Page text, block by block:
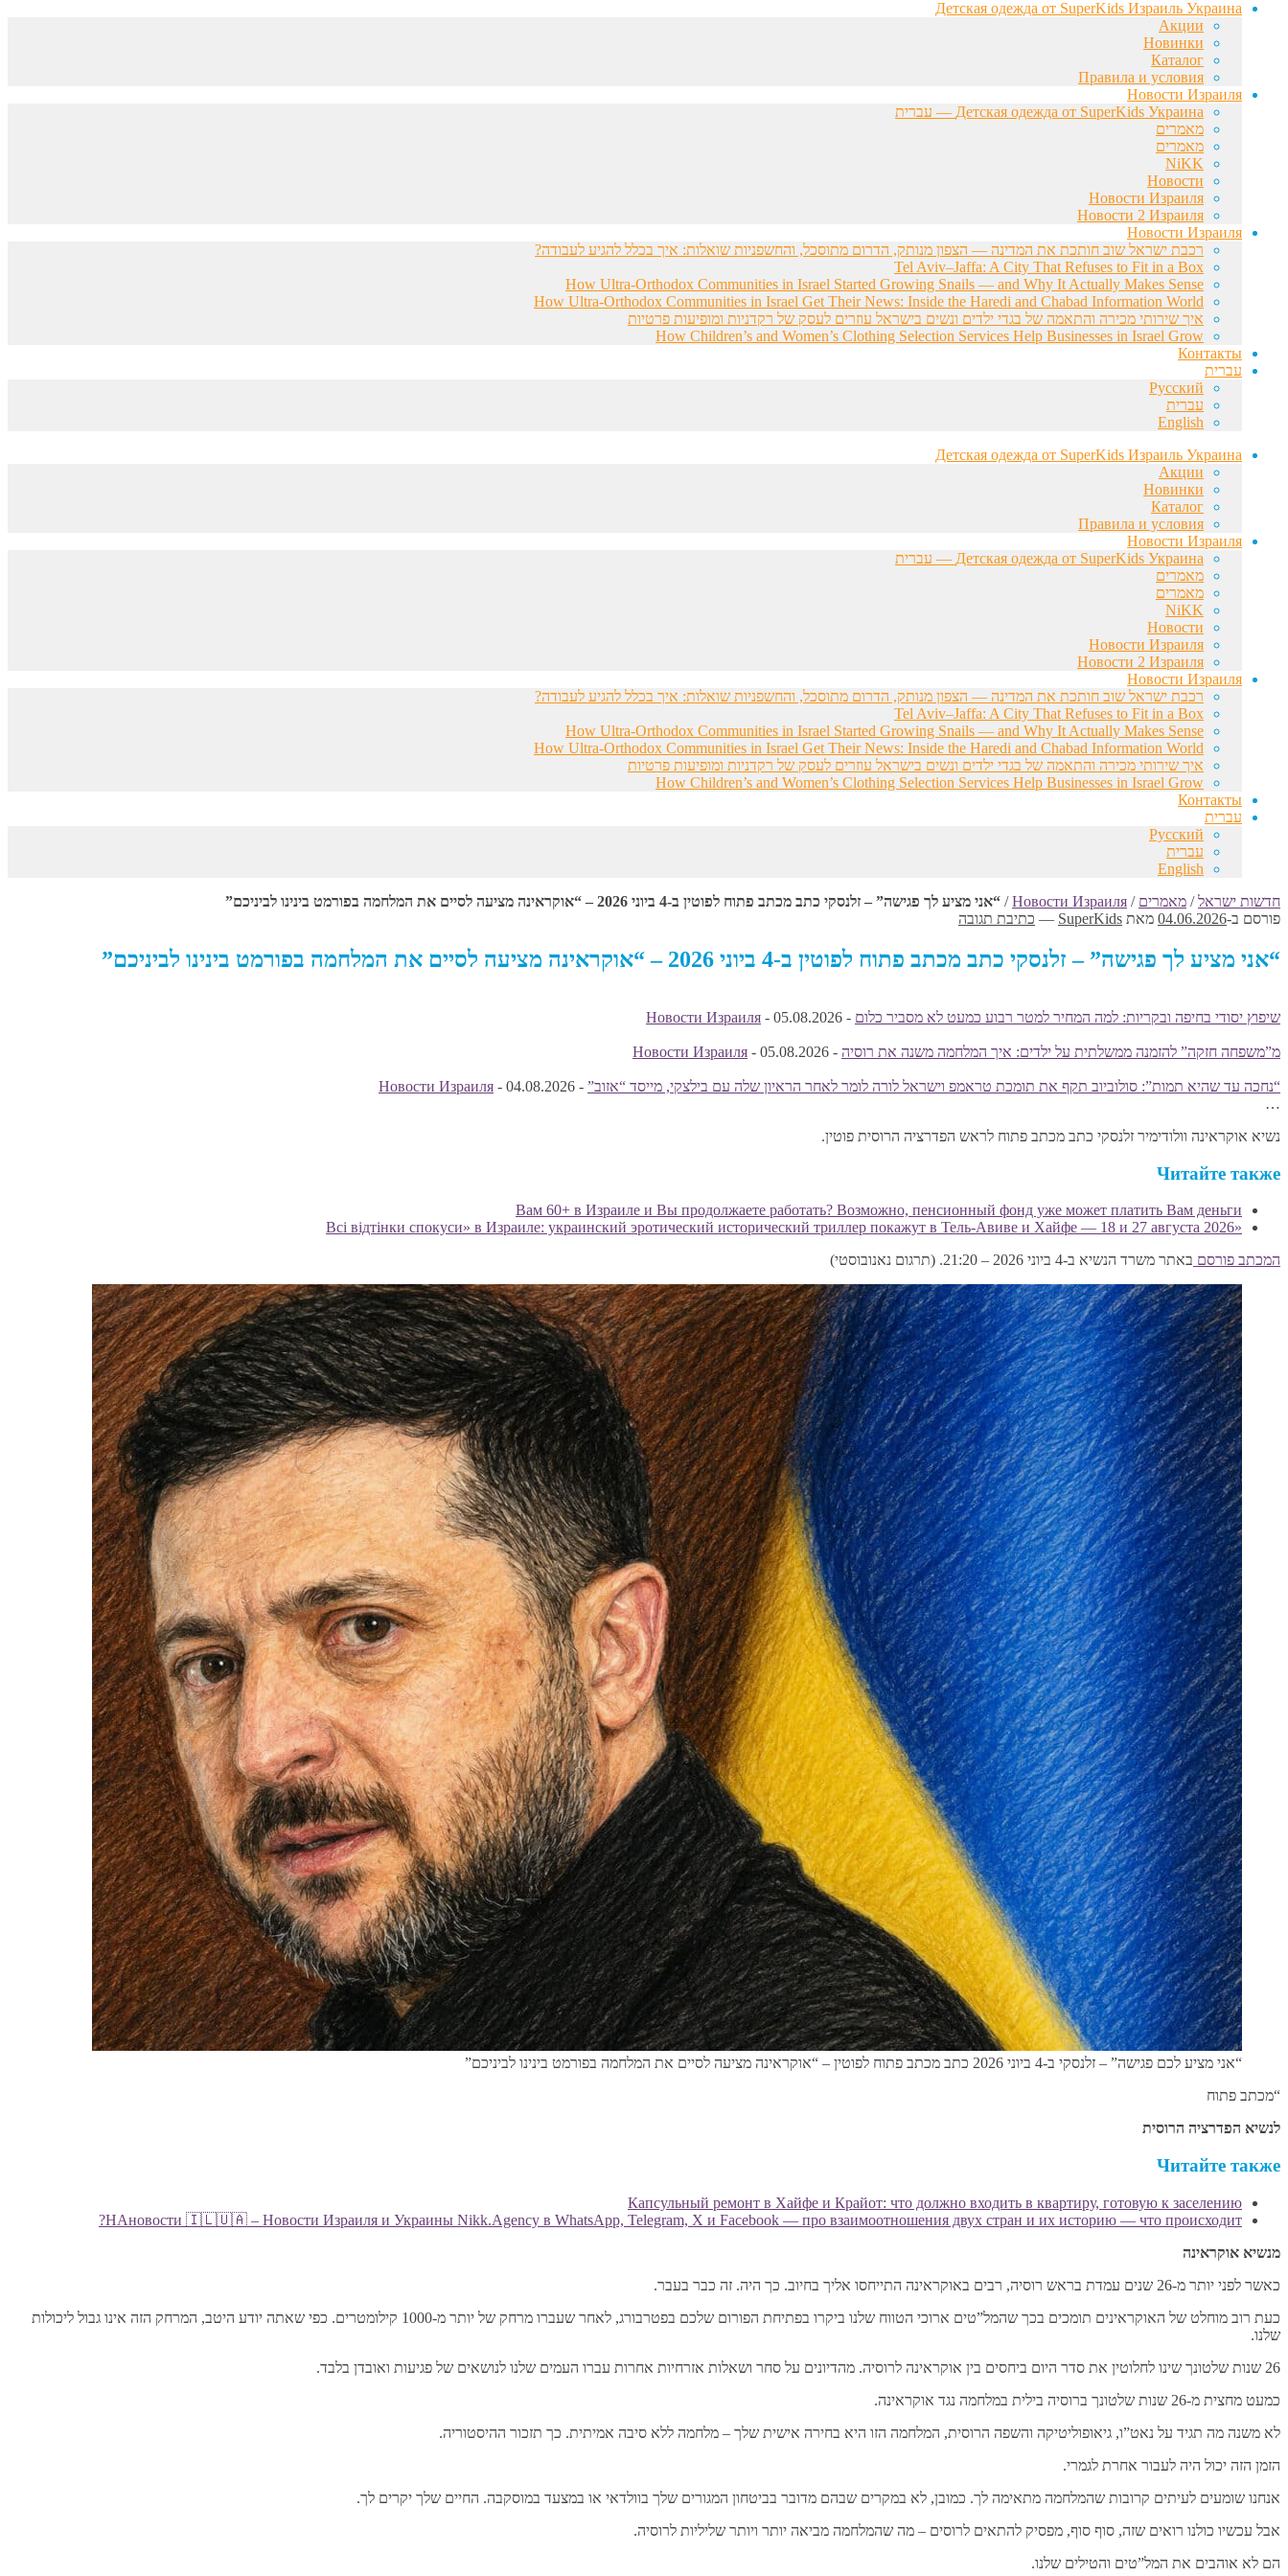
Детская одежда от SuperKids Израиль Украина
Акции
Новинки
Каталог
Правила и условия
Новости Израиля
Детская одежда от SuperKids Украина — עברית
מאמרים
מאמרים
NiKK
Новости
Новости Израиля
Новости 2 Израиля
Новости Израиля
רכבת ישראל שוב חותכת את המדינה — הצפון מנותק, הדרום מתוסכל, והחשפניות שואלות: איך בכלל להגיע לעבודה?
Tel Aviv–Jaffa: A City That Refuses to Fit in a Box
How Ultra-Orthodox Communities in Israel Started Growing Snails — and Why It Actually Makes Sense
How Ultra-Orthodox Communities in Israel Get Their News: Inside the Haredi and Chabad Information World
איך שירותי מכירה והתאמה של בגדי ילדים ונשים בישראל עוזרים לעסק של רקדניות ומופיעות פרטיות
How Children’s and Women’s Clothing Selection Services Help Businesses in Israel Grow
Контакты
עברית
Русский
עברית
English
Детская одежда от SuperKids Израиль Украина
Акции
Новинки
Каталог
Правила и условия
Новости Израиля
Детская одежда от SuperKids Украина — עברית
מאמרים
מאמרים
NiKK
Новости
Новости Израиля
Новости 2 Израиля
Новости Израиля
רכבת ישראל שוב חותכת את המדינה — הצפון מנותק, הדרום מתוסכל, והחשפניות שואלות: איך בכלל להגיע לעבודה?
Tel Aviv–Jaffa: A City That Refuses to Fit in a Box
How Ultra-Orthodox Communities in Israel Started Growing Snails — and Why It Actually Makes Sense
How Ultra-Orthodox Communities in Israel Get Their News: Inside the Haredi and Chabad Information World
איך שירותי מכירה והתאמה של בגדי ילדים ונשים בישראל עוזרים לעסק של רקדניות ומופיעות פרטיות
How Children’s and Women’s Clothing Selection Services Help Businesses in Israel Grow
Контакты
עברית
Русский
עברית
English
חדשות ישראל/ מאמרים /
Новости Израиля
/ “אני מציע לך פגישה” – זלנסקי כתב מכתב פתוח לפוטין ב-4 ביוני 2026 – “אוקראינה מציעה לסיים את המלחמה בפורמט בינינו לביניכם”
פורסם ב-04.06.2026 מאת SuperKids
— כתיבת תגובה
“אני מציע לך פגישה” – זלנסקי כתב מכתב פתוח לפוטין ב-4 ביוני 2026 – “אוקראינה מציעה לסיים את המלחמה בפורמט בינינו לביניכם”
שיפוץ יסודי בחיפה ובקריות: למה המחיר למטר רבוע כמעט לא מסביר כלום -
05.08.2026
-
Новости Израиля
מ”משפחה חזקה” להזמנה ממשלתית על ילדים: איך המלחמה משנה את רוסיה -
05.08.2026
-
Новости Израиля
“נחכה עד שהיא תמות”: סולוביוב תקף את תומכת טראמפ וישראל לורה לומר לאחר הראיון שלה עם בילצקי, מייסד “אזוב” -
04.08.2026
-
Новости Израиля
…
נשיא אוקראינה וולודימיר זלנסקי כתב מכתב פתוח לראש הפדרציה הרוסית פוטין.
Читайте также
Вам 60+ в Израиле и Вы продолжаете работать? Возможно, пенсионный фонд уже может платить Вам деньги
«Всі відтінки спокуси» в Израиле: украинский эротический исторический триллер покажут в Тель-Авиве и Хайфе — 18 и 27 августа 2026
המכתב פורסם באתר משרד הנשיא ב-4 ביוני 2026 – 21:20. (תרגום נאנובוסטי)
“אני מציע לכם פגישה” – זלנסקי ב-4 ביוני 2026 כתב מכתב פתוח לפוטין – “אוקראינה מציעה לסיים את המלחמה בפורמט בינינו לביניכם”
“מכתב פתוח
לנשיא הפדרציה הרוסית
Читайте также
Капсульный ремонт в Хайфе и Крайот: что должно входить в квартиру, готовую к заселению
НАновости 🇮🇱🇺🇦 – Новости Израиля и Украины Nikk.Agency в WhatsApp, Telegram, X и Facebook — про взаимоотношения двух стран и их историю — что происходит?
מנשיא אוקראינה
כאשר לפני יותר מ-26 שנים עמדת בראש רוסיה, רבים באוקראינה התייחסו אליך בחיוב. כך היה. זה כבר בעבר.
כעת רוב מוחלט של האוקראינים תומכים בכך שהמל”טים ארוכי הטווח שלנו ביקרו בפתיחת הפורום שלכם בפטרבורג, לאחר שעברו מרחק של יותר מ-1000 קילומטרים. כפי שאתה יודע היטב, המרחק הזה אינו גבול ליכולות
שלנו.
26 שנות שלטונך שינו לחלוטין את סדר היום ביחסים בין אוקראינה לרוסיה. מהדיונים על סחר ושאלות אזרחיות אחרות עברו העמים שלנו לנושאים של פגיעות ואובדן בלבד.
כמעט מחצית מ-26 שנות שלטונך ברוסיה בילית במלחמה נגד אוקראינה.
לא משנה מה תגיד על נאט”ו, גיאופוליטיקה והשפה הרוסית, המלחמה הזו היא בחירה אישית שלך – מלחמה ללא סיבה אמיתית. כך תזכור ההיסטוריה.
הזמן הזה יכול היה לעבור אחרת לגמרי.
אנחנו שומעים לעיתים קרובות שהמלחמה מתאימה לך. כמובן, לא במקרים שבהם מדובר בביטחון המגורים שלך בוולדאי או במצעד במוסקבה. החיים שלך יקרים לך.
אבל עכשיו כולנו רואים שזה, סוף סוף, מפסיק להתאים לרוסים – מה שהמלחמה מביאה יותר ויותר שליליות לרוסיה.
הם לא אוהבים את המל”טים והטילים שלנו.